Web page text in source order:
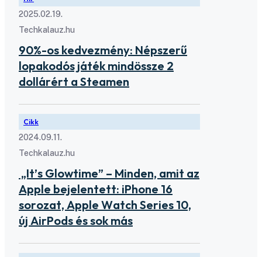
2025.02.19.
Techkalauz.hu
90%-os kedvezmény: Népszerű
lopakodós játék mindössze 2
dollárért a Steamen
Cikk
2024.09.11.
Techkalauz.hu
„It’s Glowtime” – Minden, amit az
Apple bejelentett: iPhone 16
sorozat, Apple Watch Series 10,
új AirPods és sok más